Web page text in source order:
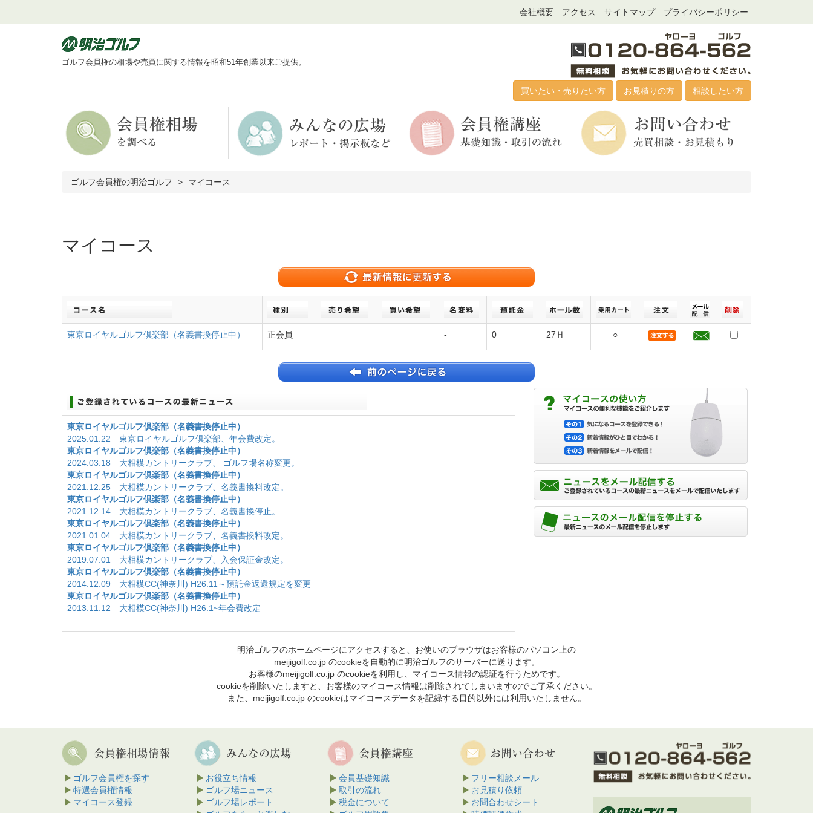
会社概要 アクセス サイトマップ プライバシーポリシー
ゴルフ会員権の相場や売買に関する情報を昭和51年創業以来ご提供。
買いたい・売りたい方 お見積りの方 相談したい方
ゴルフ会員権の明治ゴルフ マイコース
マイコース
東京ロイヤルゴルフ倶楽部（名義書換停止中） 正会員 - 0 27Ｈ ○
東京ロイヤルゴルフ倶楽部（名義書換停止中）
2025.01.22 東京ロイヤルゴルフ倶楽部、年会費改定。
東京ロイヤルゴルフ倶楽部（名義書換停止中）
2024.03.18 大相模カントリークラブ、 ゴルフ場名称変更。
東京ロイヤルゴルフ倶楽部（名義書換停止中）
2021.12.25 大相模カントリークラブ、名義書換料改定。
東京ロイヤルゴルフ倶楽部（名義書換停止中）
2021.12.14 大相模カントリークラブ、名義書換停止。
東京ロイヤルゴルフ倶楽部（名義書換停止中）
2021.01.04 大相模カントリークラブ、名義書換料改定。
東京ロイヤルゴルフ倶楽部（名義書換停止中）
2019.07.01 大相模カントリークラブ、入会保証金改定。
東京ロイヤルゴルフ倶楽部（名義書換停止中）
2014.12.09 大相模CC(神奈川) H26.11～預託金返還規定を変更
東京ロイヤルゴルフ倶楽部（名義書換停止中）
2013.11.12 大相模CC(神奈川) H26.1~年会費改定
明治ゴルフのホームページにアクセスすると、お使いのブラウザはお客様のパソコン上の
meijigolf.co.jp のcookieを自動的に明治ゴルフのサーバーに送ります。
お客様のmeijigolf.co.jp のcookieを利用し、マイコース情報の認証を行うためです。
cookieを削除いたしますと、お客様のマイコース情報は削除されてしまいますのでご了承ください。
また、meijigolf.co.jp のcookieはマイコースデータを記録する目的以外には利用いたしません。
ゴルフ会員権を探す
特選会員権情報
マイコース登録
お役立ち情報
ゴルフ場ニュース
ゴルフ場レポート
会員基礎知識
取引の流れ
税金について
フリー相談メール
お見積り依頼
お問合わせシート